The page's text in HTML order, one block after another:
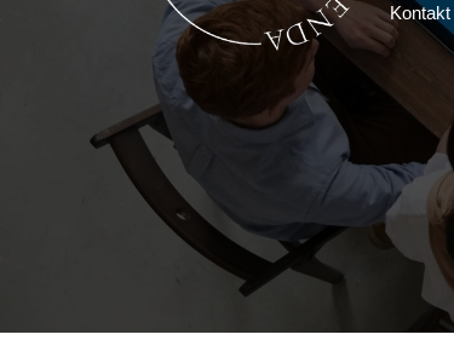
Kontakt